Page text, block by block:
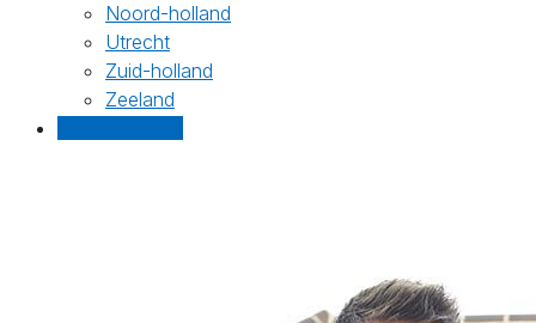
Noord-holland
Utrecht
Zuid-holland
Zeeland